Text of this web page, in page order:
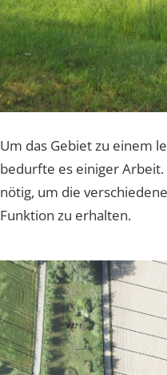
Um das Gebiet zu einem
bedurfte es einiger
nötig, um die
Funktion zu erhalten.